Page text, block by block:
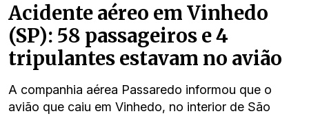
Acidente aéreo em Vinhedo
(SP): 58 passageiros e 4
tripulantes estavam no avião
A companhia aérea Passaredo informou que o
avião que caiu em Vinhedo, no interior de São